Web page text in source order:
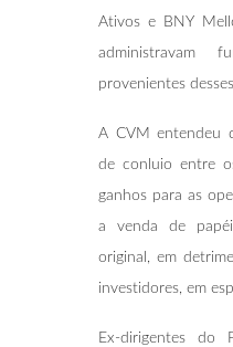
Ativos e BNY
administravam
provenientes
A CVM entendeu
de conluio entre
ganhos para as
a venda de
original, em
investidores, em
Ex-dirigentes do